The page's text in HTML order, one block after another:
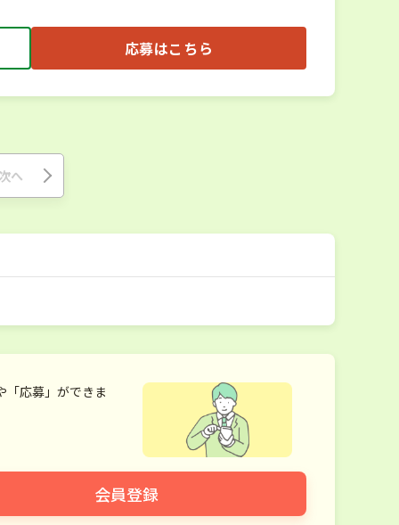
応募はこちら
へ
「応募」ができま
会員登録